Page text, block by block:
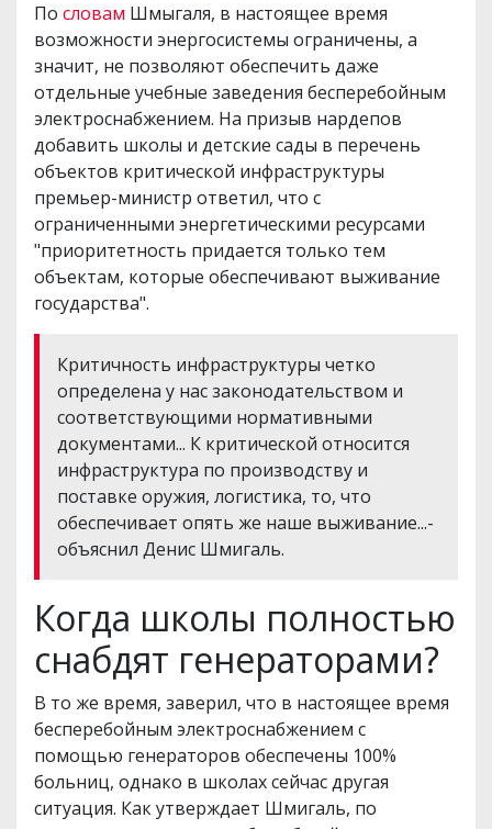
По словам Шмыгаля, в настоящее время
возможности энергосистемы ограничены, а
значит, не позволяют обеспечить даже
отдельные учебные заведения бесперебойным
электроснабжением. На призыв нардепов
добавить школы и детские сады в перечень
объектов критической инфраструктуры
премьер-министр ответил, что с
ограниченными энергетическими ресурсами
"приоритетность придается только тем
объектам, которые обеспечивают выживание
государства".
Критичность инфраструктуры четко
определена у нас законодательством и
соответствующими нормативными
документами... К критической относится
инфраструктура по производству и
поставке оружия, логистика, то, что
обеспечивает опять же наше выживание...-
объяснил Денис Шмигаль.
Когда школы полностью
снабдят генераторами?
В то же время, заверил, что в настоящее время
бесперебойным электроснабжением с
помощью генераторов обеспечены 100%
больниц, однако в школах сейчас другая
ситуация. Как утверждает Шмигаль, по